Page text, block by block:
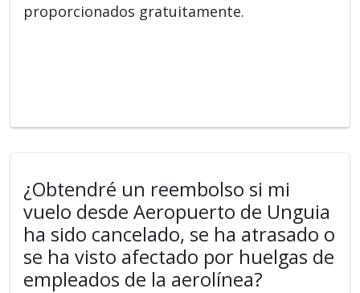
proporcionados gratuitamente.
¿Obtendré un reembolso si mi
vuelo desde Aeropuerto de Unguia
ha sido cancelado, se ha atrasado o
se ha visto afectado por huelgas de
empleados de la aerolínea?